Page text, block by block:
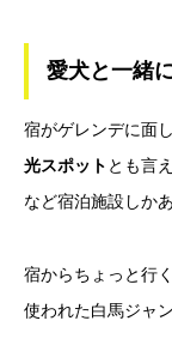
愛犬と一緒
宿がゲレンデに面
光スポット とも言
など宿泊施設しか
宿からちょっと行
使われた白馬ジャ